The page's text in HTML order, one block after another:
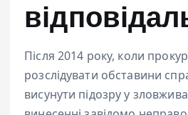
Після 2014 року, коли
розслідувати обставини
висунути підозру у